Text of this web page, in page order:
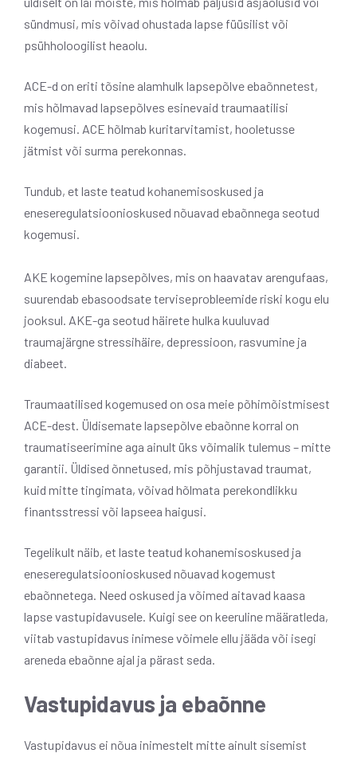
sündmusi, mis võivad ohustada lapse füüsilist või
psühholoogilist heaolu.
ACE-d on eriti tõsine alamhulk lapsepõlve ebaõnnetest,
mis hõlmavad lapsepõlves esinevaid traumaatilisi
kogemusi. ACE hõlmab kuritarvitamist, hooletusse
jätmist või surma perekonnas.
Tundub, et laste teatud kohanemisoskused ja
eneseregulatsioonioskused nõuavad ebaõnnega seotud
kogemusi.
AKE kogemine lapsepõlves, mis on haavatav arengufaas,
suurendab ebasoodsate terviseprobleemide riski kogu elu
jooksul. AKE-ga seotud häirete hulka kuuluvad
traumajärgne stressihäire, depressioon, rasvumine ja
diabeet.
Traumaatilised kogemused on osa meie põhimõistmisest
ACE-dest. Üldisemate lapsepõlve ebaõnne korral on
traumatiseerimine aga ainult üks võimalik tulemus – mitte
garantii. Üldised õnnetused, mis põhjustavad traumat,
kuid mitte tingimata, võivad hõlmata perekondlikku
finantsstressi või lapseea haigusi.
Tegelikult näib, et laste teatud kohanemisoskused ja
eneseregulatsioonioskused nõuavad kogemust
ebaõnnetega. Need oskused ja võimed aitavad kaasa
lapse vastupidavusele. Kuigi see on keeruline määratleda,
viitab vastupidavus inimese võimele ellu jääda või isegi
areneda ebaõnne ajal ja pärast seda.
Vastupidavus ja ebaõnne
Vastupidavus ei nõua inimestelt mitte ainult sisemist